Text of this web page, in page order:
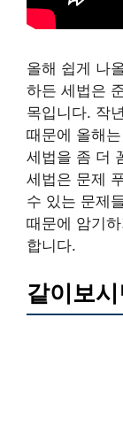
올해 쉽게 나
하든 세법은
목입니다. 작
때문에 올해
세법을 좀 더
세법은 문제
수 있는 문제
때문에 암기
합니다.
같이보